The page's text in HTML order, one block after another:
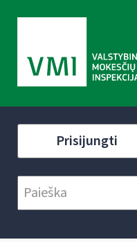
Prisijungti